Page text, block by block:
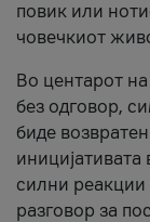
повик или
човечкиот
Во центарот
без одговор,
биде
силни реакции
разговор за